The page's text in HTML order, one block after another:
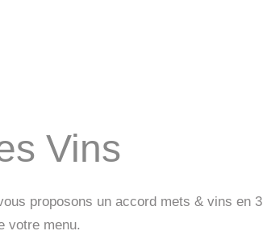
Vins
proposons un accord mets & vins en 3
votre menu.